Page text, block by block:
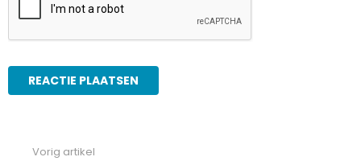
Vorig artikel